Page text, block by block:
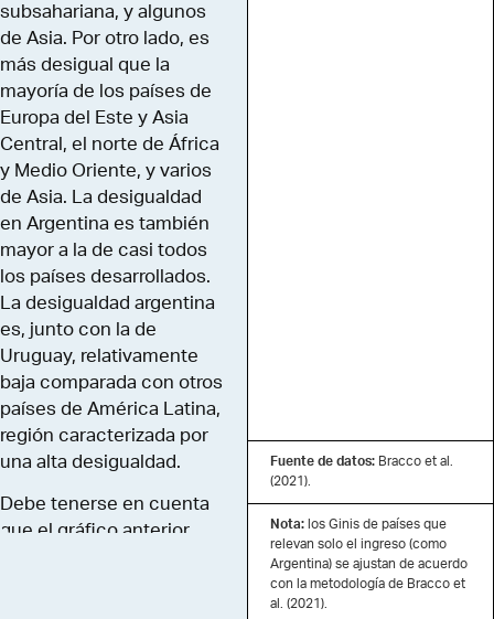
subsahariana, y algunos
de Asia. Por otro lado, es
más desigual que la
mayoría de los países de
Europa del Este y Asia
Central, el norte de África
y Medio Oriente, y varios
de Asia. La desigualdad
en Argentina es también
mayor a la de casi todos
los países desarrollados.
La desigualdad argentina
es, junto con la de
Uruguay, relativamente
baja comparada con otros
países de América Latina,
región caracterizada por
una alta desigualdad.
Debe tenerse en cuenta
que el gráfico anterior
Fuente de datos: Bracco et al.
(2021).
Nota: los Ginis de países que
relevan solo el ingreso (como
Argentina) se ajustan de acuerdo
con la metodología de Bracco et
al. (2021).